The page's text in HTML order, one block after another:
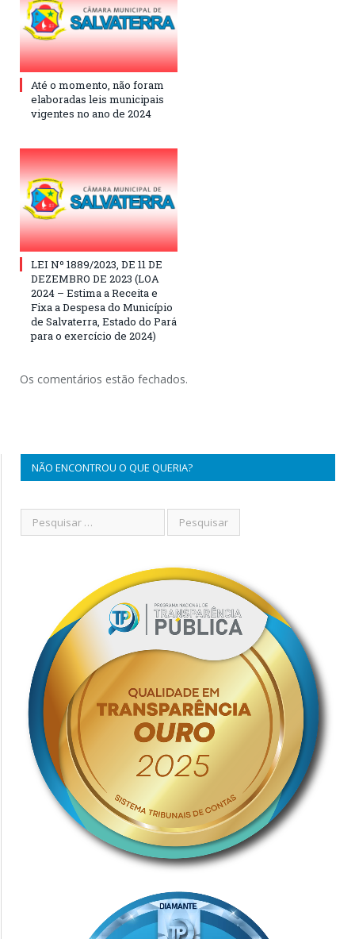
Até o momento, não foram
elaboradas leis municipais
vigentes no ano de 2024
LEI Nº 1889/2023, DE 11 DE
DEZEMBRO DE 2023 (LOA
2024 – Estima a Receita e
Fixa a Despesa do Município
de Salvaterra, Estado do Pará
para o exercício de 2024)
Os comentários estão fechados.
NÃO ENCONTROU O QUE QUERIA?